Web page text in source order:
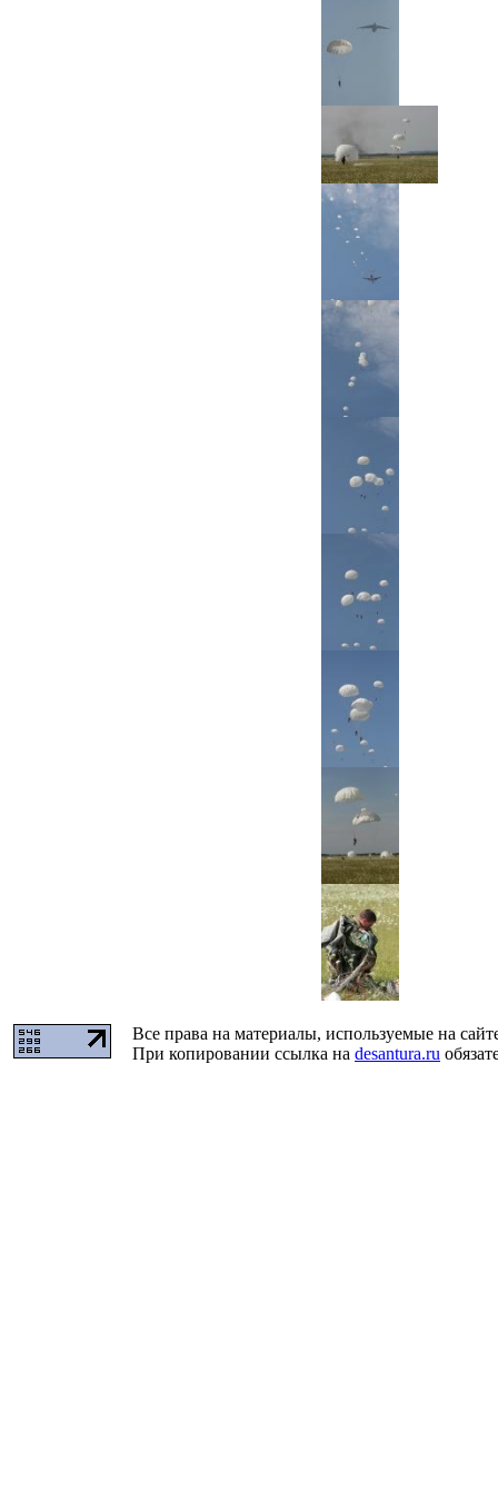
Все права на материалы, используемые на
При копировании ссылка на desantura.ru